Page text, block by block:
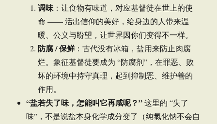
调味：让食物有味道，对应基督徒在世上的使
命 —— 活出信仰的美好，给身边的人带来温
暖、公义与盼望，让世界因你们变得不一样。
防腐 / 保鲜：古代没有冰箱，盐用来防止肉腐
烂。象征基督徒要成为 “防腐剂”，在罪恶、败
坏的环境中持守真理，起到抑制恶、维护善的
作用。
“盐若失了味，怎能叫它再咸呢？”这里的 “失了
味”，不是说盐本身化学成分变了（纯氯化钠不会自